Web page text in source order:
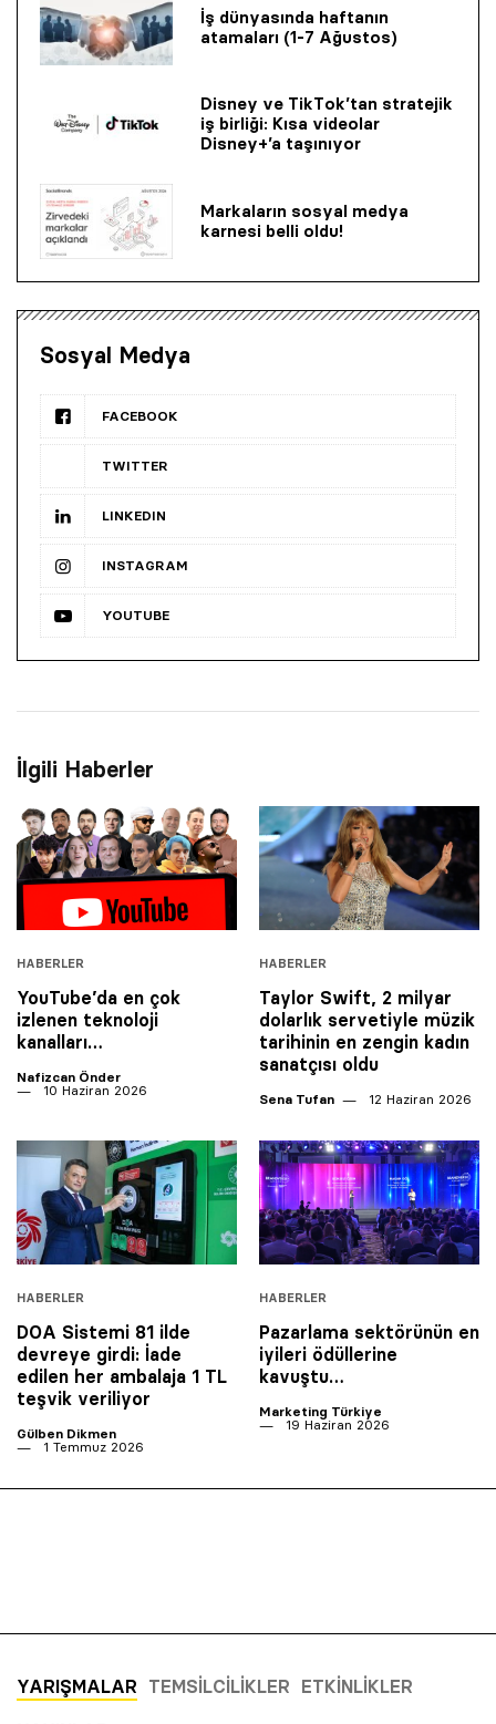
İş dünyasında haftanın
atamaları (1-7 Ağustos)
Disney ve TikTok’tan stratejik
iş birliği: Kısa videolar
Disney+’a taşınıyor
Markaların sosyal medya
karnesi belli oldu!
Sosyal Medya
FACEBOOK
TWITTER
LINKEDIN
INSTAGRAM
YOUTUBE
İlgili Haberler
HABERLER
YouTube’da en çok
izlenen teknoloji
kanalları…
Nafizcan Önder
10 Haziran 2026
HABERLER
Taylor Swift, 2 milyar
dolarlık servetiyle müzik
tarihinin en zengin kadın
sanatçısı oldu
Sena Tufan 12 Haziran 2026
HABERLER
DOA Sistemi 81 ilde
devreye girdi: İade
edilen her ambalaja 1 TL
teşvik veriliyor
Gülben Dikmen
1 Temmuz 2026
HABERLER
Pazarlama sektörünün en
iyileri ödüllerine
kavuştu…
Marketing Türkiye
19 Haziran 2026
YARIŞMALAR TEMSILCILIKLER ETKINLIKLER